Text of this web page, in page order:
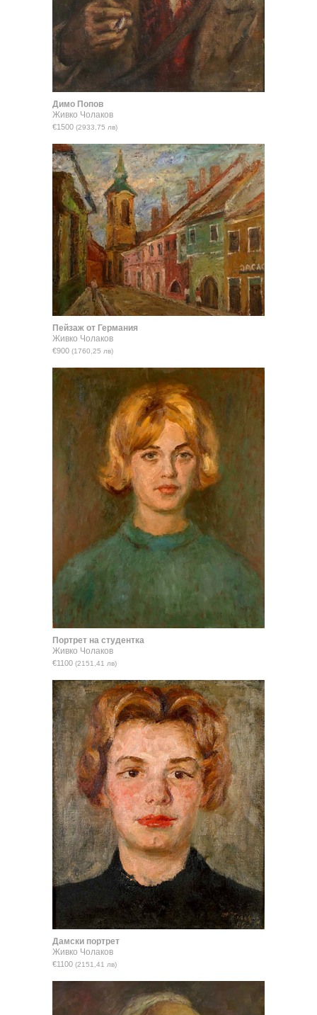
Димо Попов
Живко Чолаков
€1500 (2933,75 лв)
Пейзаж от Германия
Живко Чолаков
€900 (1760,25 лв)
Портрет на студентка
Живко Чолаков
€1100 (2151,41 лв)
Дамски портрет
Живко Чолаков
€1100 (2151,41 лв)